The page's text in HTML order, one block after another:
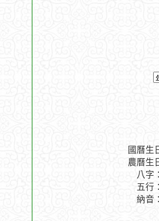
國曆生
農曆生
八字
五行
納音